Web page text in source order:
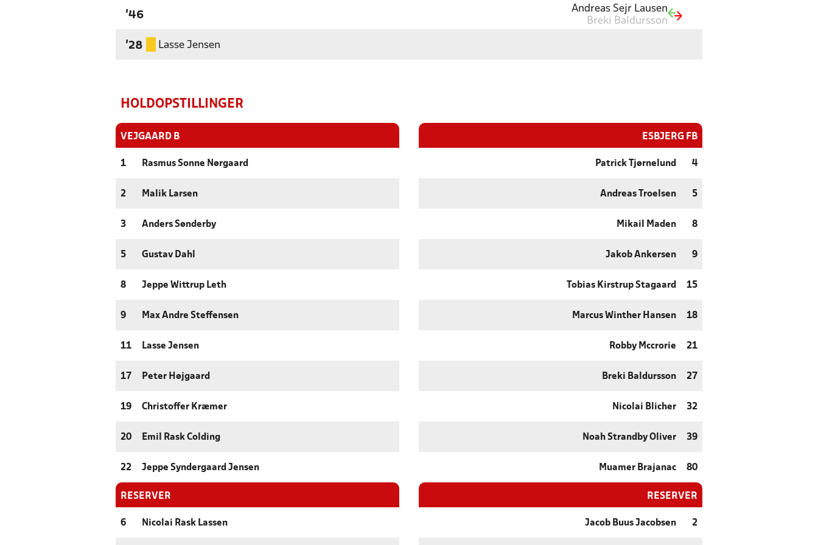
'46
Andreas Sejr Lausen
Breki Baldursson
'28 Lasse Jensen
HOLDOPSTILLINGER
VEJGAARD B
1 Rasmus Sonne Nørgaard
2 Malik Larsen
3 Anders Sønderby
5 Gustav Dahl
8 Jeppe Wittrup Leth
9 Max Andre Steffensen
11 Lasse Jensen
17 Peter Højgaard
19 Christoffer Kræmer
20 Emil Rask Colding
22 Jeppe Syndergaard Jensen
RESERVER
6 Nicolai Rask Lassen
ESBJERG FB
Patrick Tjørnelund 4
Andreas Troelsen 5
Mikail Maden 8
Jakob Ankersen 9
Tobias Kirstrup Stagaard 15
Marcus Winther Hansen 18
Robby Mccrorie 21
Breki Baldursson 27
Nicolai Blicher 32
Noah Strandby Oliver 39
Muamer Brajanac 80
RESERVER
Jacob Buus Jacobsen 2